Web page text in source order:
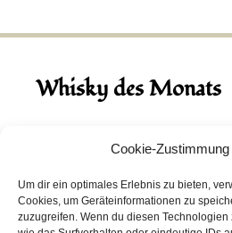
Cookie-
Um dir ein optimales Erlebnis zu bieten,
Cookies, um Geräteinformationen zu
zuzugreifen. Wenn du diesen
Whisky des Monats
August 2026
Hinch Double Wood
Destillerie:Hinch(Irland)
Single Malt, 43.0%